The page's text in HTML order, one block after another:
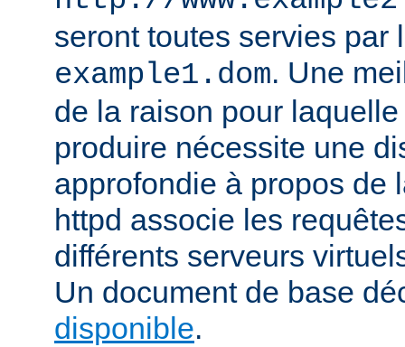
seront toutes servies par
example1.dom. Une
de la raison pour
produire nécessite une
approfondie à propos de
httpd associe les
différents serveurs
Un document de base
disponible.